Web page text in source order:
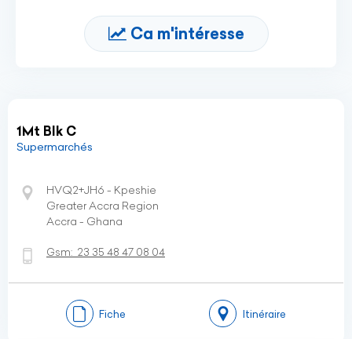
Ca m'intéresse
1Mt Blk C
Supermarchés
HVQ2+JH6 - Kpeshie
Greater Accra Region
Accra - Ghana
Gsm: 23 35 48 47 08 04
Fiche Itinéraire